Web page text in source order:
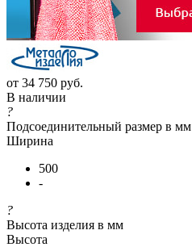
от 34 750 руб.
В наличии
?
Подсоединительный размер в мм
Ширина
500
-
?
Высота изделия в мм
Высота